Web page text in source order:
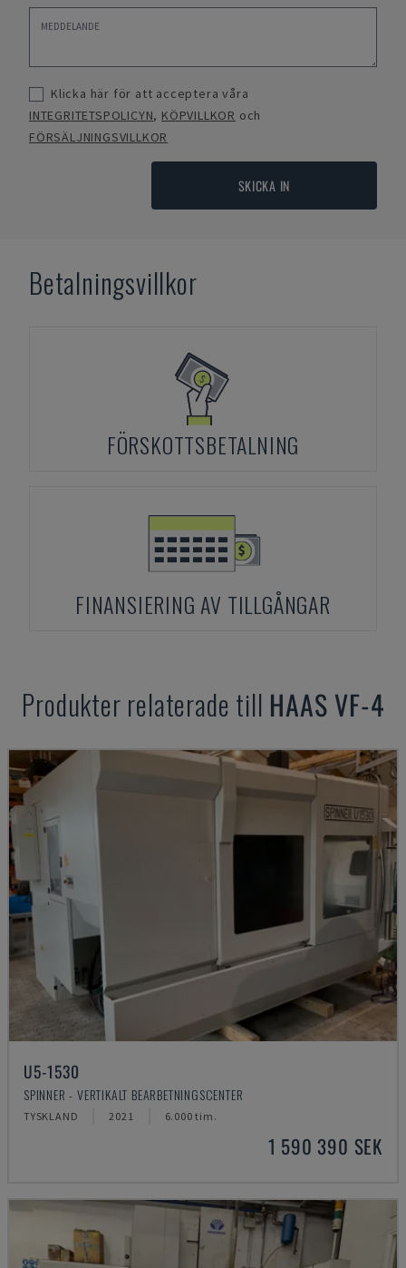
Klicka här för att acceptera våra
INTEGRITETSPOLICYN, KÖPVILLKOR och
FÖRSÄLJNINGSVILLKOR
SKICKA IN
Betalningsvillkor
FÖRSKOTTSBETALNING
FINANSIERING AV TILLGÅNGAR
Produkter relaterade till HAAS VF-4
U5-1530
SPINNER - VERTIKALT BEARBETNINGSCENTER
TYSKLAND 2021 6.000 tim.
1 590 390 SEK